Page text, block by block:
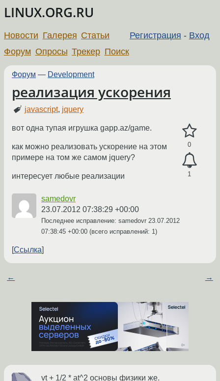
LINUX.ORG.RU
Регистрация - Вход
Новости Галерея Статьи
Форум Опросы Трекер Поиск
Форум — Development
реализация ускорения
javascript, jquery
0
1
вот одна тупая игрушка gapp.az/game.
как можно реализовать ускорение на этом
примере на том же самом jquery?
интересует любые реализации
samedovr
23.07.2012 07:38:29 +00:00
Последнее исправление: samedovr 23.07.2012
07:38:45 +00:00 (всего исправлений: 1)
Ссылка
← →
vt + 1/2 * at^2 основы физики же.